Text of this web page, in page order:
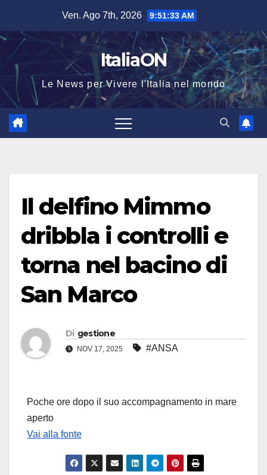
contenuto
Ven. Ago 7th, 2026 9:51:33 AM
ItaliaON
Le News per Vivere l'Italia nel mondo
Il delfino Mimmo
dribbla i controlli e
torna nel bacino di
San Marco
Di gestione
NOV 17, 2025 #ANSA
Poche ore dopo il suo accompagnamento in mare
aperto
Vai alla fonte